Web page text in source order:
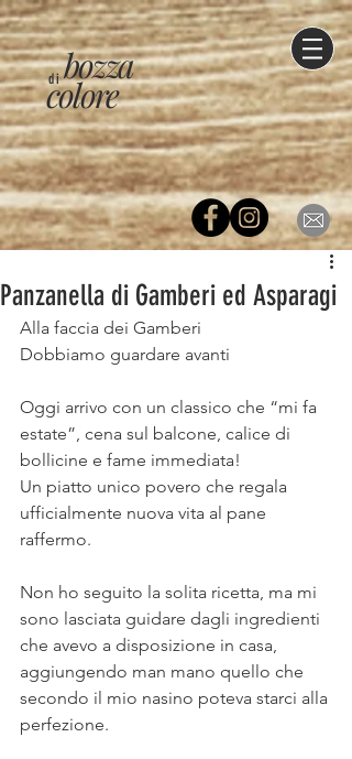
di
colore
bozza
Panzanella di Gamberi ed Asparagi
Alla faccia dei Gamberi
Dobbiamo guardare avanti
Oggi arrivo con un classico che “mi fa
estate”, cena sul balcone, calice di
bollicine e fame immediata!
Un piatto unico povero che regala
ufficialmente nuova vita al pane
raffermo.
Non ho seguito la solita ricetta, ma mi
sono lasciata guidare dagli ingredienti
che avevo a disposizione in casa,
aggiungendo man mano quello che
secondo il mio nasino poteva starci alla
perfezione.